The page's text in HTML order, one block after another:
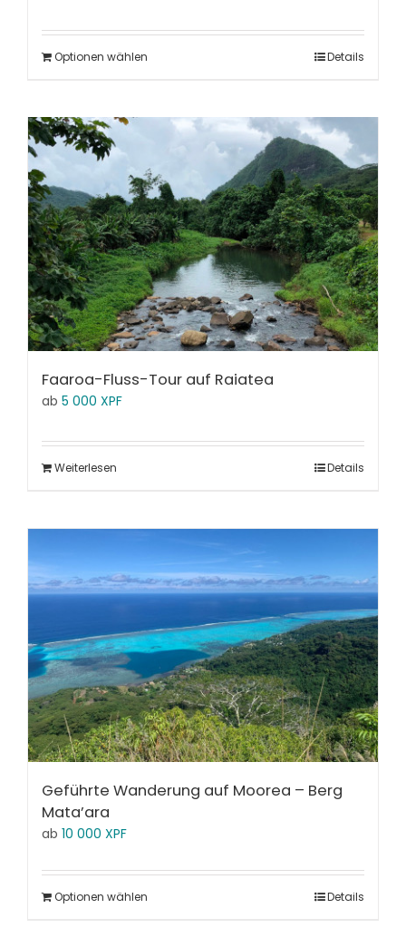
Optionen wählen Details
Faaroa-Fluss-Tour auf Raiatea
ab 5 000 XPF
Weiterlesen Details
Geführte Wanderung auf Moorea – Berg
Mata’ara
ab 10 000 XPF
Optionen wählen Details